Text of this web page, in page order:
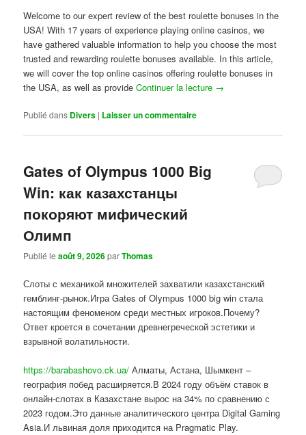
Welcome to our expert review of the best roulette bonuses in the
USA! With 17 years of experience playing online casinos, we
have gathered valuable information to help you choose the most
trusted and rewarding roulette bonuses available. In this article,
we will cover the top online casinos offering roulette bonuses in
the USA, as well as provideContinuer la lecture →
Publié dans Divers | Laisser un commentaire
Gates of Olympus 1000 Big
Win: как казахстанцы
покоряют мифический
Олимп
Publié leaoût 9, 2026parThomas
Слоты с механикой множителей захватили казахстанский
гемблинг-рынок.Игра Gates of Olympus 1000 big win стала
настоящим феноменом среди местных игроков.Почему?
Ответ кроется в сочетании древнегреческой эстетики и
взрывной волатильности.
https://barabashovo.ck.ua/ Алматы, Астана, Шымкент –
география побед расширяется.В 2024 году объём ставок в
онлайн-слотах в Казахстане вырос на 34% по сравнению с
2023 годом.Это данные аналитического центра Digital Gaming
Asia.И львиная доля приходится на Pragmatic Play.